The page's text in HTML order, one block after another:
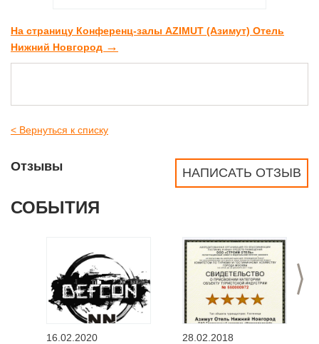
На страницу Конференц-залы AZIMUT (Азимут) Отель
Нижний Новгород →
< Вернуться к списку
НАПИСАТЬ ОТЗЫВ
Отзывы
СОБЫТИЯ
>
16.02.2020
28.02.2018